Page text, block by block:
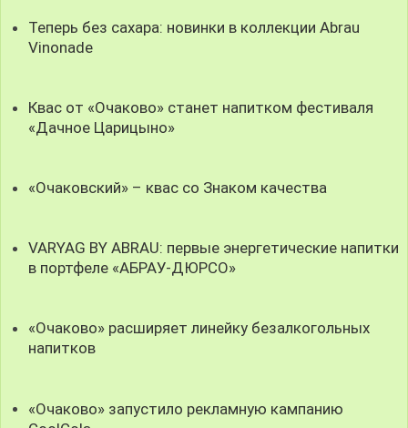
Теперь без сахара: новинки в коллекции Abrau
Vinonade
Квас от «Очаково» станет напитком фестиваля
«Дачное Царицыно»
«Очаковский» – квас со Знаком качества
VARYAG BY ABRAU: первые энергетические напитки
в портфеле «АБРАУ-ДЮРСО»
«Очаково» расширяет линейку безалкогольных
напитков
«Очаково» запустило рекламную кампанию